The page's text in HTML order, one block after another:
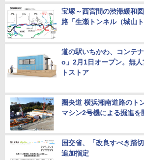
宝塚～西宮間の渋滞緩和
路「生瀬トンネル（城山
道の駅いちかわ、コンテ
o」2月1日オープン。無
トストア
圏央道 横浜湘南道路のト
マシン2号機による掘進を
国交省、「改良すべき踏
追加指定